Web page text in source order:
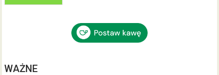
WAŻNE